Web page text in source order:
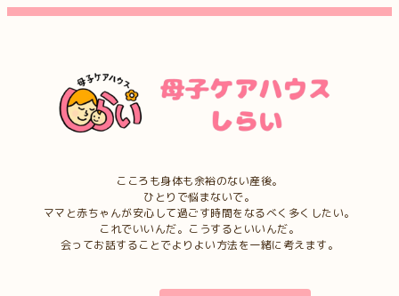
こころも身体も余裕のない産後。
ひとりで悩まないで。
ママと赤ちゃんが安心して過ごす時間をなるべく多くしたい。
これでいいんだ。こうするといいんだ。
会ってお話することでよりよい方法を一緒に考えます。